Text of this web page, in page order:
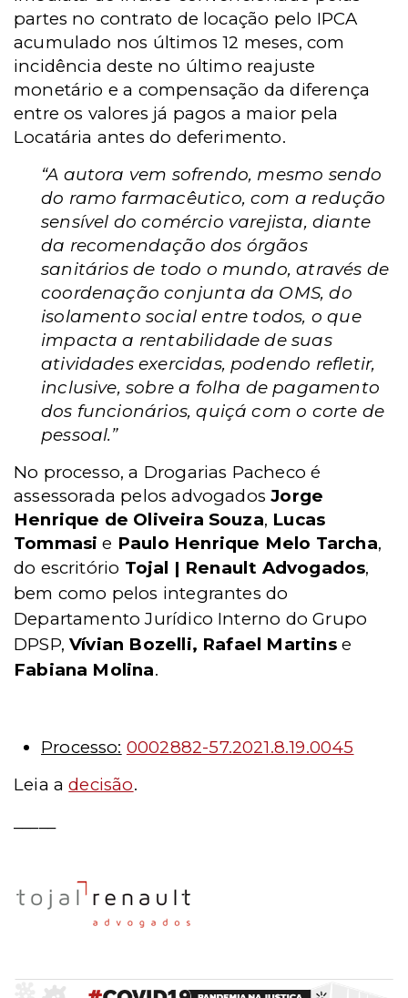
partes no contrato de locação pelo IPCA
acumulado nos últimos 12 meses, com
incidência deste no último reajuste
monetário e a compensação da diferença
entre os valores já pagos a maior pela
Locatária antes do deferimento.
“A autora vem sofrendo, mesmo sendo
do ramo farmacêutico, com a redução
sensível do comércio varejista, diante
da recomendação dos órgãos
sanitários de todo o mundo, através de
coordenação conjunta da OMS, do
isolamento social entre todos, o que
impacta a rentabilidade de suas
atividades exercidas, podendo refletir,
inclusive, sobre a folha de pagamento
dos funcionários, quiçá com o corte de
pessoal.”
No processo, a Drogarias Pacheco é
assessorada pelos advogadosJorge
Henrique de Oliveira Souza, Lucas
Tommasi e Paulo Henrique Melo Tarcha,
do escritório Tojal | Renault Advogados,
bem como pelos integrantes do
Departamento Jurídico Interno do Grupo
DPSP, Vívian Bozelli, Rafael Martins e
Fabiana Molina.
Processo: 0002882-57.2021.8.19.0045
Leia adecisão.